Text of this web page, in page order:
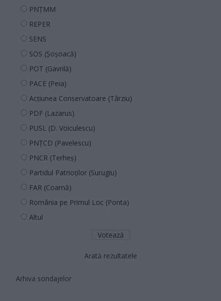
PNȚMM
REPER
SENS
SOS (Șoșoacă)
POT (Gavrilă)
PACE (Peia)
Acțiunea Conservatoare (Târziu)
PDF (Lazarus)
PUSL (D. Voiculescu)
PNȚCD (Pavelescu)
PNCR (Terheș)
Partidul Patrioților (Surugiu)
FAR (Coarnă)
România pe Primul Loc (Ponta)
Altul
Arată rezultatele
Arhiva sondajelor